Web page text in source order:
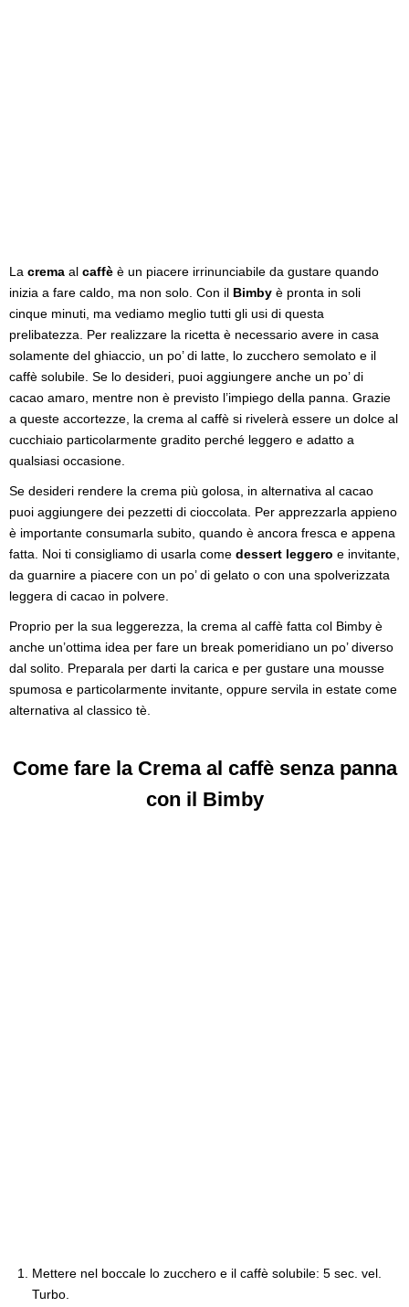
La crema al caffè è un piacere irrinunciabile da gustare quando
inizia a fare caldo, ma non solo. Con il Bimby è pronta in soli
cinque minuti, ma vediamo meglio tutti gli usi di questa
prelibatezza. Per realizzare la ricetta è necessario avere in casa
solamente del ghiaccio, un po’ di latte, lo zucchero semolato e il
caffè solubile. Se lo desideri, puoi aggiungere anche un po’ di
cacao amaro, mentre non è previsto l’impiego della panna. Grazie
a queste accortezze, la crema al caffè si rivelerà essere un dolce al
cucchiaio particolarmente gradito perché leggero e adatto a
qualsiasi occasione.
Se desideri rendere la crema più golosa, in alternativa al cacao
puoi aggiungere dei pezzetti di cioccolata. Per apprezzarla appieno
è importante consumarla subito, quando è ancora fresca e appena
fatta. Noi ti consigliamo di usarla come dessert leggero e invitante,
da guarnire a piacere con un po’ di gelato o con una spolverizzata
leggera di cacao in polvere.
Proprio per la sua leggerezza, la crema al caffè fatta col Bimby è
anche un’ottima idea per fare un break pomeridiano un po’ diverso
dal solito. Preparala per darti la carica e per gustare una mousse
spumosa e particolarmente invitante, oppure servila in estate come
alternativa al classico tè.
Come fare la Crema al caffè senza panna
con il Bimby
Mettere nel boccale lo zucchero e il caffè solubile: 5 sec. vel.
Turbo.